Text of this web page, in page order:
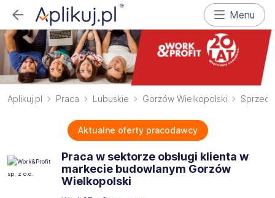
Menu
Aplikuj.pl Praca Lubuskie Gorzów Wielkopolski
Aktualne oferty pracodawcy
Praca w sektorze obsługi klienta w
markecie budowlanym Gorzów
Wielkopolski